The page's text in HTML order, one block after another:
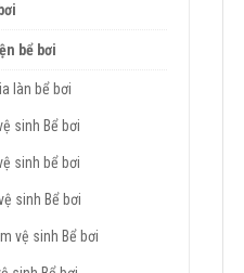
bể bơi
làn bể bơi
sinh Bể bơi
sinh bể bơi
sinh Bể bơi
vệ sinh Bể bơi